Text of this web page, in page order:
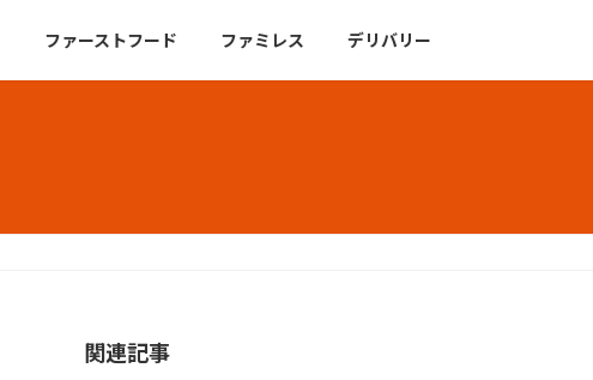
ファーストフード ファミレス デリバリー
関連記事